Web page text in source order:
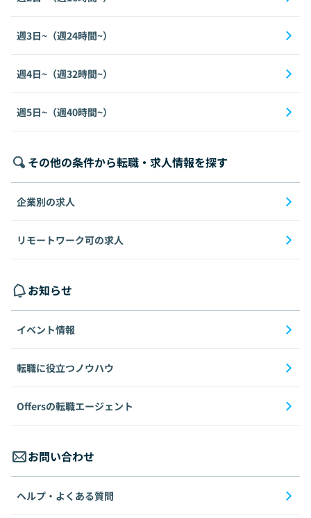
週3日~（週24時間~）
週4日~（週32時間~）
週5日~（週40時間~）
その他の条件から転職・求人情報を探す
企業別の求人
リモートワーク可の求人
お知らせ
イベント情報
転職に役立つノウハウ
Offersの転職エージェント
お問い合わせ
ヘルプ・よくある質問